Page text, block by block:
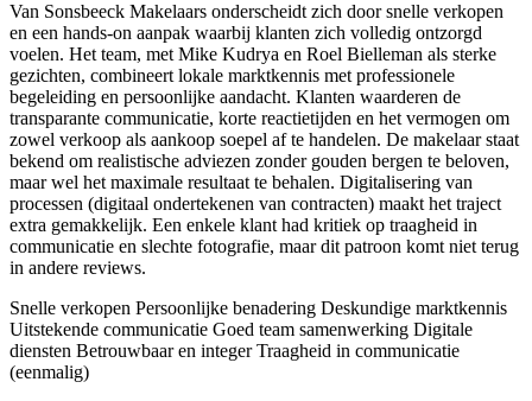
Van Sonsbeeck Makelaars onderscheidt zich door snelle verkopen
en een hands-on aanpak waarbij klanten zich volledig ontzorgd
voelen. Het team, met Mike Kudrya en Roel Bielleman als sterke
gezichten, combineert lokale marktkennis met professionele
begeleiding en persoonlijke aandacht. Klanten waarderen de
transparante communicatie, korte reactietijden en het vermogen om
zowel verkoop als aankoop soepel af te handelen. De makelaar staat
bekend om realistische adviezen zonder gouden bergen te beloven,
maar wel het maximale resultaat te behalen. Digitalisering van
processen (digitaal ondertekenen van contracten) maakt het traject
extra gemakkelijk. Een enkele klant had kritiek op traagheid in
communicatie en slechte fotografie, maar dit patroon komt niet terug
in andere reviews.
Snelle verkopen Persoonlijke benadering Deskundige marktkennis
Uitstekende communicatie Goed team samenwerking Digitale
diensten Betrouwbaar en integerTraagheid in communicatie
(eenmalig)